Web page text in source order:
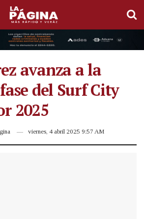
avanza a la
del Surf City
2025
viernes, 4 abril 2025 9:57 AM